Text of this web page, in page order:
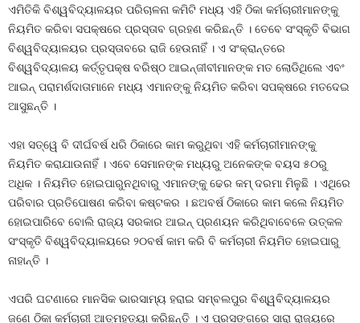
ଏମିତିକି ବିଶ୍ୱବିଦ୍ୟାଳୟର ପରିଚାଳନା କମିଟି ମଧ୍ୟ ଏହି ଠିକା କର୍ମଚାରୀମାନଙ୍କୁ
ନିୟମିତ କରିବା ସପକ୍ଷରେ ପ୍ରସ୍ତାବ ଗ୍ରହଣ କରିଛନ୍ତି । ତେବେ ସଂସ୍କୃତି ବିଭାଗ
ବିଶ୍ୱବିଦ୍ୟାଳୟର ପ୍ରସ୍ତାବରେ ରାଜି ହେଉନାହିଁ । ଏ ସଂକ୍ରାନ୍ତରେ
ବିଶ୍ୱବିଦ୍ୟାଳୟ କର୍ତ୍ତୃପକ୍ଷ ବରିଷ୍ଠ ଆଇନ୍‍ଜୀବୀମାନଙ୍କ ମତ ଲୋଡିଥିଲେ ଏବଂ
ଆଇନ୍‍ ପରାମର୍ଶଦାତାମାନେ ମଧ୍ୟ ଏମାନଙ୍କୁ ନିୟମିତ କରିବା ସପକ୍ଷରେ ମତଦେଇ
ଆସୁଛନ୍ତି ।
ଏହା ସତ୍ୱେ ବି ଦୀର୍ଘବର୍ଷ ଧରି ଠିକାରେ କାମ କରୁଥିବା ଏହି କର୍ମଚାରୀମାନଙ୍କୁ
ନିୟମିତ କରାଯାଉନାହିଁ । ଏବେ ସେମାନଙ୍କ ମଧ୍ୟରୁ ଅନେକଙ୍କ ବୟସ ୫୦ରୁ
ଅଧିକ । ନିୟମିତ ହୋଇପାରୁନଥିବାରୁ ଏମାନଙ୍କୁ ଢେର କମ୍‍ ଦରମା ମିଳୁଛି । ଏଥିରେ
ପରିବାର ପ୍ରତିପୋଷଣ କରିବା କଷ୍ଟକର । ଛଅବର୍ଷ ଠିକାରେ କାମ କଲେ ନିୟମିତ
ହୋଇପାରିବେ ବୋଲି ରାଜ୍ୟ ସରକାର ଆଇନ୍‍ ପ୍ରଣୟନ କରିଥିବାବେଳେ ଉତ୍କଳ
ସଂସ୍କୃତି ବିଶ୍ୱବିଦ୍ୟାଳୟରେ ୨୦ବର୍ଷ କାମ କରି ବି କର୍ମଚାରୀ ନିୟମିତ ହୋଇପାରୁ
ନାହାନ୍ତି ।
ଏପରି ଘଟଣାରେ ମାନସିକ ଭାରସାମ୍ୟ ହରାଇ ସମ୍ବଲପୁର ବିଶ୍ୱବିଦ୍ୟାଳୟର
ଜଣେ ଠିକା କର୍ମଚାରୀ ଆତ୍ମହତ୍ୟା କରିଛନ୍ତି । ଏ ପ୍ରସଙ୍ଗରେ ସାରା ରାଜ୍ୟରେ